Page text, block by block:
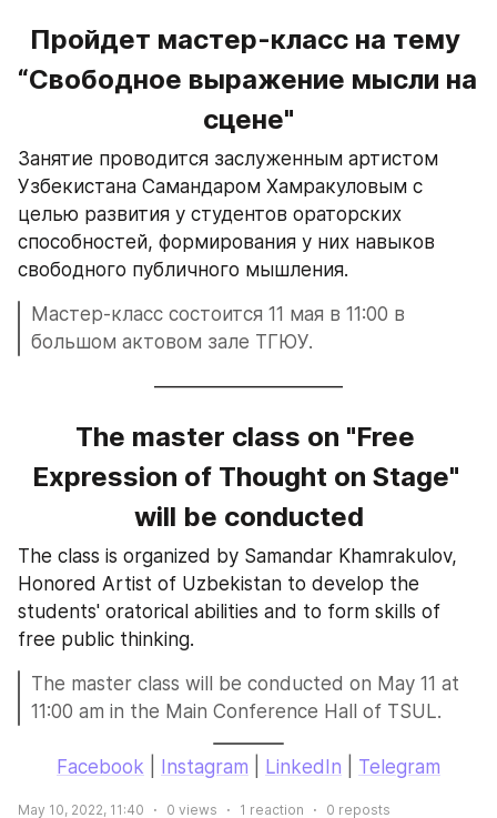
Пройдет мастер-класс на тему
“Cвободное выражение мысли на
сцене"
Занятие проводится заслуженным артистом
Узбекистана Самандаром Хамракуловым с
целью развития у студентов ораторских
способностей, формирования у них навыков
свободного публичного мышления.
Мастер-класс состоится 11 мая в 11:00 в
большом актовом зале ТГЮУ.
——————————
The master class on "Free
Expression of Thought on Stage"
will be conducted
The class is organized by Samandar Khamrakulov,
Honored Artist of Uzbekistan to develop the
students' oratorical abilities and to form skills of
free public thinking.
The master class will be conducted on May 11 at
11:00 am in the Main Conference Hall of TSUL.
Facebook Instagram LinkedIn Telegram
May 10, 2022, 11:40 0 views 1 reaction 0 reposts